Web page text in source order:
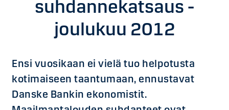
suhdannekatsaus -
joulukuu 2012
Ensi vuosikaan ei vielä tuo helpotusta
kotimaiseen taantumaan, ennustavat
Danske Bankin ekonomistit.